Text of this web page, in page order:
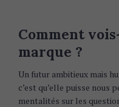
Comment
marque ?
Un futur ambitieux mais
c’est qu’elle puisse nous
mentalités sur les